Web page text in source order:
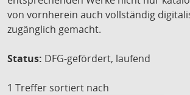
von vornherein auch vollständig
zugänglich gemacht.
Status: DFG-gefördert, laufend
1 Treffer sortiert nach